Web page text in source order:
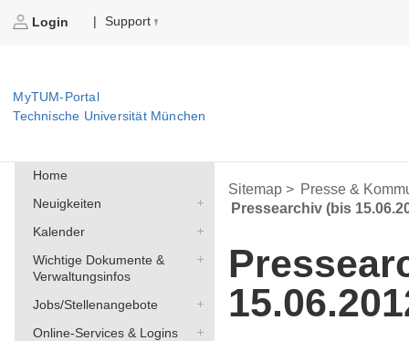
Login | Support
MyTUM-Portal
Technische Universität München
Home
Neuigkeiten
Kalender
Wichtige Dokumente &
Verwaltungsinfos
Jobs/Stellenangebote
Online-Services & Logins
Sitemap > Presse &
Pressearchiv (bis